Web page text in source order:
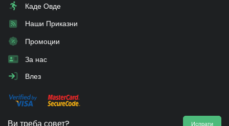
Каде Овде
Наши Приказни
Промоции
За нас
Влез
Испрати